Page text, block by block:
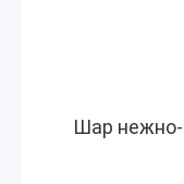
Шар